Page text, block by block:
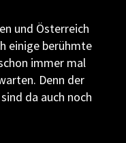
und Österreich
einige berühmte
immer mal
Denn der
da auch noch